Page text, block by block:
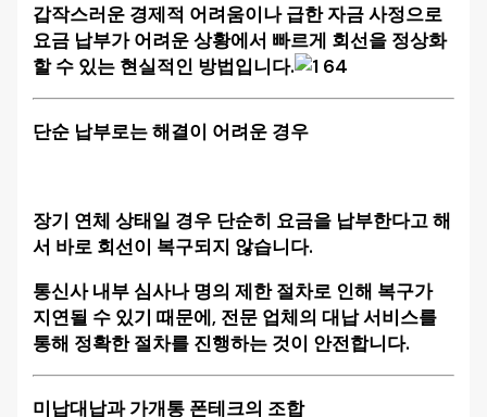
갑작스러운 경제적 어려움이나 급한 자금 사정으로
요금 납부가 어려운 상황에서 빠르게 회선을 정상화
할 수 있는 현실적인 방법입니다.
단순 납부로는 해결이 어려운 경우
장기 연체 상태일 경우 단순히 요금을 납부한다고 해
서 바로 회선이 복구되지 않습니다.
통신사 내부 심사나 명의 제한 절차로 인해 복구가
지연될 수 있기 때문에, 전문 업체의 대납 서비스를
통해 정확한 절차를 진행하는 것이 안전합니다.
미납대납과 가개통 폰테크의 조합